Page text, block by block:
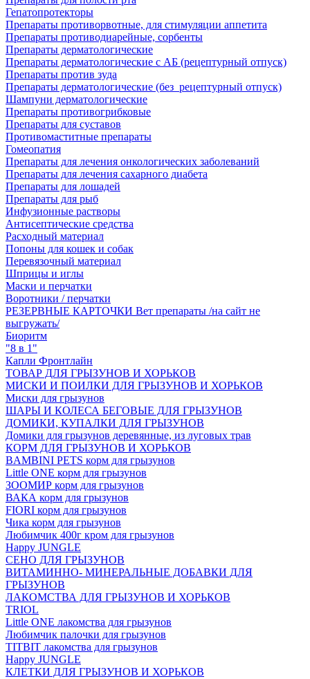
Гепатопротекторы
Препараты противорвотные, для стимуляции аппетита
Препараты противодиарейные, сорбенты
Препараты дерматологические
Препараты дерматологические с АБ (рецептурный отпуск)
Препараты против зуда
Препараты дерматологические (без_рецептурный отпуск)
Шампуни дерматологические
Препараты противогрибковые
Препараты для суставов
Противомаститные препараты
Гомеопатия
Препараты для лечения онкологических заболеваний
Препараты для лечения сахарного диабета
Препараты для лошадей
Препараты для рыб
Инфузионные растворы
Антисептические средства
Расходный материал
Попоны для кошек и собак
Перевязочный материал
Шприцы и иглы
Маски и перчатки
Воротники / перчатки
РЕЗЕРВНЫЕ КАРТОЧКИ Вет препараты /на сайт не
выгружать/
Биоритм
"8 в 1"
Капли Фронтлайн
ТОВАР ДЛЯ ГРЫЗУНОВ И ХОРЬКОВ
МИСКИ И ПОИЛКИ ДЛЯ ГРЫЗУНОВ И ХОРЬКОВ
Миски для грызунов
ШАРЫ И КОЛЕСА БЕГОВЫЕ ДЛЯ ГРЫЗУНОВ
ДОМИКИ, КУПАЛКИ ДЛЯ ГРЫЗУНОВ
Домики для грызунов деревянные, из луговых трав
КОРМ ДЛЯ ГРЫЗУНОВ И ХОРЬКОВ
BAMBINI PETS корм для грызунов
Little ONE корм для грызунов
ЗООМИР корм для грызунов
ВАКА корм для грызунов
FIORI корм для грызунов
Чика корм для грызунов
Любимчик 400г кром для грызунов
Happy JUNGLE
СЕНО ДЛЯ ГРЫЗУНОВ
ВИТАМИННО- МИНЕРАЛЬНЫЕ ДОБАВКИ ДЛЯ
ГРЫЗУНОВ
ЛАКОМСТВА ДЛЯ ГРЫЗУНОВ И ХОРЬКОВ
TRIOL
Little ONE лакомства для грызунов
Любимчик палочки для грызунов
TITBIT лакомства для грызунов
Happy JUNGLE
КЛЕТКИ ДЛЯ ГРЫЗУНОВ И ХОРЬКОВ